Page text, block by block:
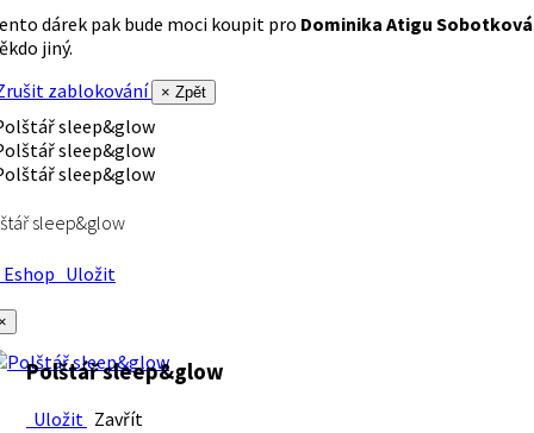
dárek pak bude moci koupit pro Dominika Atigu Sobotková
jiný.
zablokování
× Zpět
sleep&glow
Uložit
Polštář sleep&glow
Uložit Zavřít